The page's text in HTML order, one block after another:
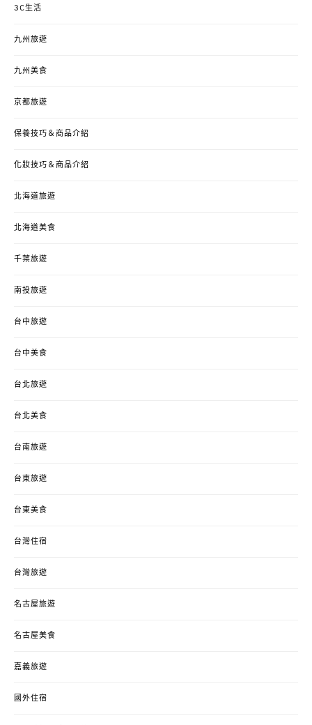
3C生活
九州旅遊
九州美食
京都旅遊
保養技巧＆商品介紹
化妝技巧＆商品介紹
北海道旅遊
北海道美食
千葉旅遊
南投旅遊
台中旅遊
台中美食
台北旅遊
台北美食
台南旅遊
台東旅遊
台東美食
台灣住宿
台灣旅遊
名古屋旅遊
名古屋美食
嘉義旅遊
國外住宿